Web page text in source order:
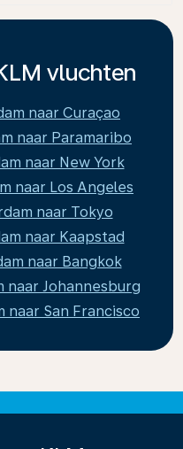
Afrika en Noord-
vluchten
naar Curaçao
naar Paramaribo
naar New York
naar Los Angeles
naar Tokyo
naar Kaapstad
naar Bangkok
naar Johannesburg
naar San Francisco